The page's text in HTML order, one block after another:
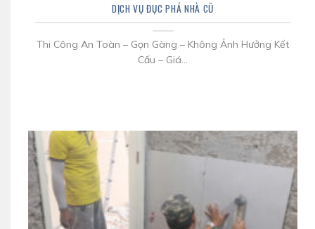
DỊCH VỤ ĐỤC PHÁ NHÀ CŨ
Thi Công An Toàn – Gọn Gàng – Không Ảnh Hưởng Kết
Cấu – Giá...